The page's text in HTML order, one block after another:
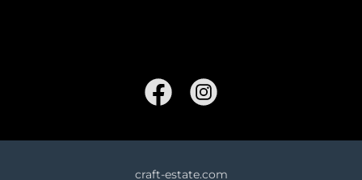
craft-estate.com